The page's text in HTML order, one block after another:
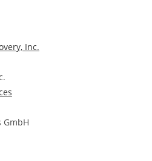
Inc.
GmbH